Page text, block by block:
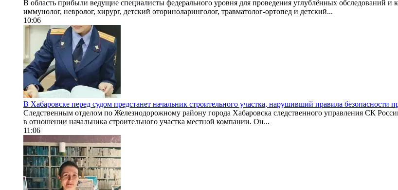
В область прибыли ведущие специалисты федерального уровня для проведения углублённых обследований
иммунолог, невролог, хирург, детский оториноларинголог, травматолог-ортопед и детский...
10:06
В Хабаровске перед судом предстанет начальник строительного участка, нарушивший правила безопасности
Следственным отделом по Железнодорожному району города Хабаровска следственного управления СК
в отношении начальника строительного участка местной компании. Он...
11:06